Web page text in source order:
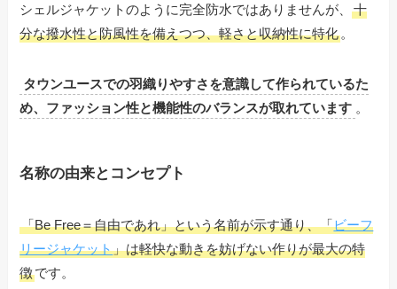
シェルジャケットのように完全防水ではありませんが、十
分な撥水性と防風性を備えつつ、軽さと収納性に特化 。
タウンユースでの羽織りやすさを意識して作られているた
め、ファッション性と機能性のバランスが取れています 。
名称の由来とコンセプト
「Be Free＝自由であれ」という名前が示す通り、「ビーフ
リージャケット」は軽快な動きを妨げない作りが最大の特
徴です。